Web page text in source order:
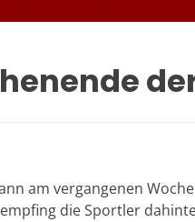
am vergangenen
die Sportler